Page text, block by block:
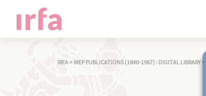
IRFA > MEP PUBLICATIONS (1840-1967) : DIGITAL LIBRARY >